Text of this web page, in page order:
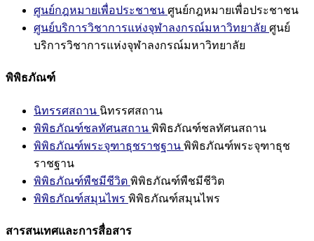
ศูนย์กฎหมายเพื่อประชาชน ศูนย์กฎหมายเพื่อประชาชน
ศูนย์บริการวิชาการแห่งจุฬาลงกรณ์มหาวิทยาลัย ศูนย์
บริการวิชาการแห่งจุฬาลงกรณ์มหาวิทยาลัย
พิพิธภัณฑ์
นิทรรศสถาน นิทรรศสถาน
พิพิธภัณฑ์ชลทัศนสถาน พิพิธภัณฑ์ชลทัศนสถาน
พิพิธภัณฑ์พระจุฑาธุชราชฐาน พิพิธภัณฑ์พระจุฑาธุช
ราชฐาน
พิพิธภัณฑ์พืชมีชีวิต พิพิธภัณฑ์พืชมีชีวิต
พิพิธภัณฑ์สมุนไพร พิพิธภัณฑ์สมุนไพร
สารสนเทศและการสื่อสาร